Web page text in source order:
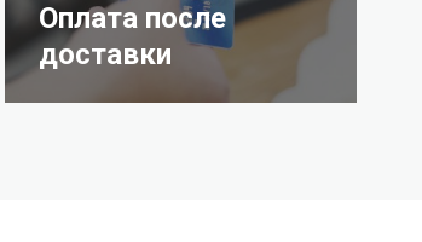
Оплата после
доставки